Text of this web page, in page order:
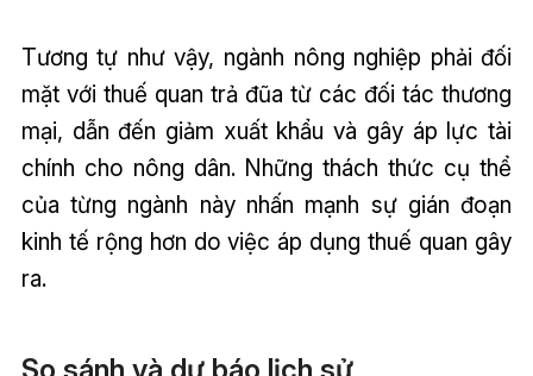
Tương tự như vậy, ngành nông nghiệp phải đối
mặt với thuế quan trả đũa từ các đối tác thương
mại, dẫn đến giảm xuất khẩu và gây áp lực tài
chính cho nông dân. Những thách thức cụ thể
của từng ngành này nhấn mạnh sự gián đoạn
kinh tế rộng hơn do việc áp dụng thuế quan gây
ra.